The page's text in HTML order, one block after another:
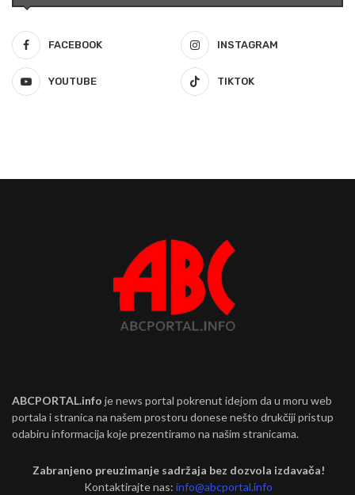
FACEBOOK INSTAGRAM
YOUTUBE TIKTOK
ABCPORTAL.info je news portal pokrenut idejom da u moru web
portala i stranica na našem prostoru donese nešto drukčiji pristup
odabiru informacija koje prezentiramo na našim stranicama.
Zabranjeno preuzimanje sadržaja bez dozvola izdavača!
Kontaktirajte nas:info@abcportal.info